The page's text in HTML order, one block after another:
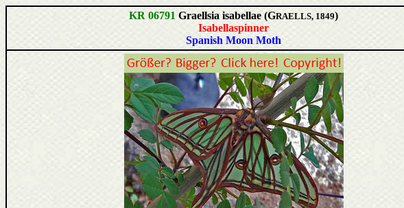
KR 06791 Graellsia isabellae (GRAELLS, 1849)
Isabellaspinner
Spanish Moon Moth